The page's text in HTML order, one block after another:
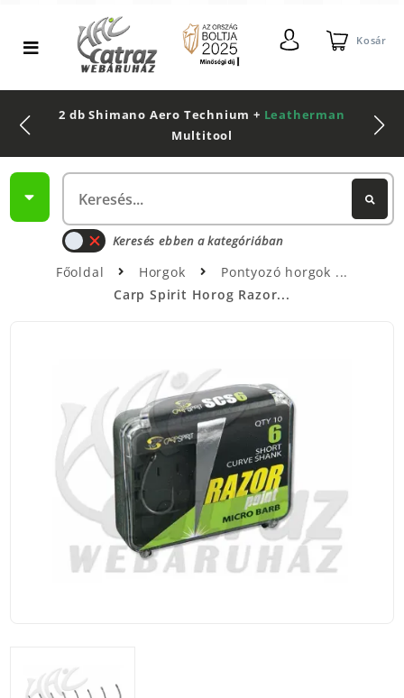
Kosár
2 db Shimano Aero Technium + Leatherman
Multitool
Keresés ebben a kategóriában
Főoldal Horgok
Pontyozó horgok
Carp Spirit Horog Razor...